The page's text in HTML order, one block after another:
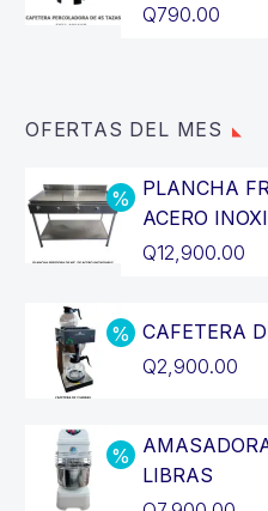
Q790.00
OFERTAS DEL MES
PLANCHA
ACERO
El
original
era:
Q12,900.00
precio
actual
CAFETERA
El
original
era:
Q2,900.00
precio
actual
LIBRAS